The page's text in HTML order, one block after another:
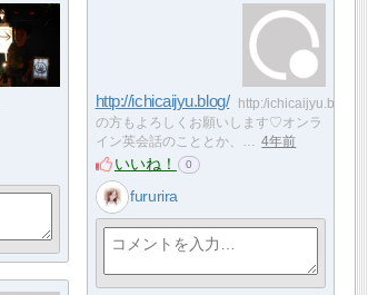
http://ichicaijyu.blog/
http:/ichicaijyu.blog/
の方もよろしくお願いします♡オンラ
イン英会話のこととか、…
4年前
いいね！ 0
fururira